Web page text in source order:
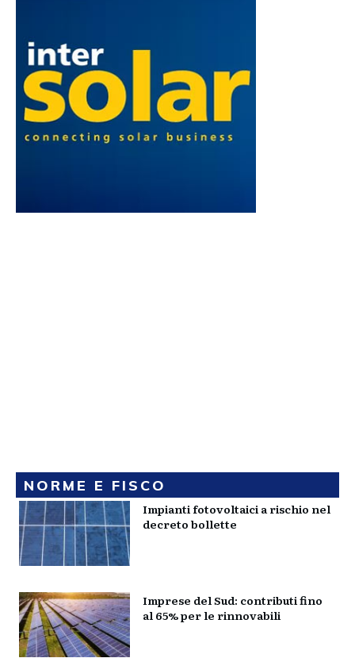
NORME E FISCO
Impianti fotovoltaici a rischio nel
decreto bollette
Imprese del Sud: contributi fino
al 65% per le rinnovabili